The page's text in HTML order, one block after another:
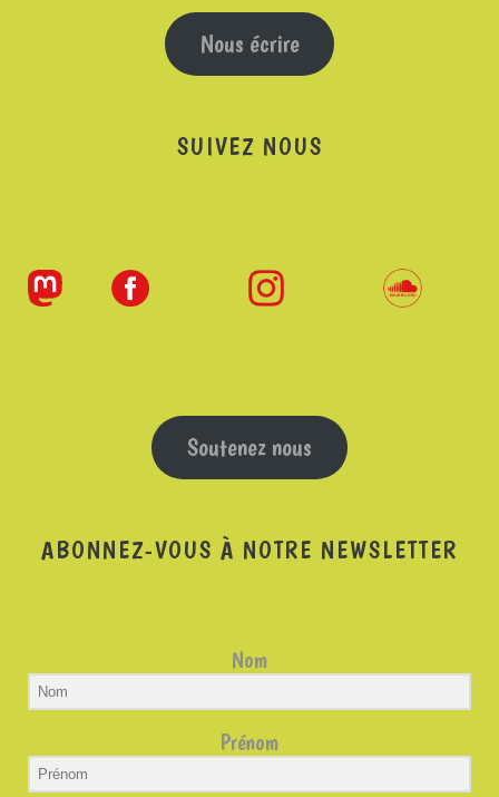
Nous écrire
SUIVEZ NOUS
Soutenez nous
ABONNEZ-VOUS À NOTRE NEWSLETTER
Nom
Prénom